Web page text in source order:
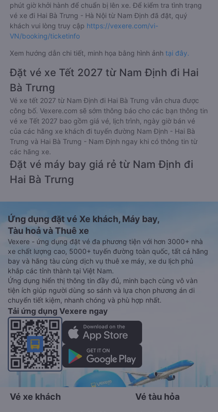
phút giờ khởi hành để chuẩn bị lên xe. Để kiểm tra tình trạng
vé xe đi Hai Bà Trưng - Hà Nội từ Nam Định đã đặt, quý
khách vui lòng truy cập https://vexere.com/vi-
VN/booking/ticketinfo
Xem hướng dẫn chi tiết, minh họa bằng hình ảnh tại đây.
Đặt vé xe Tết 2027 từ Nam Định đi Hai
Bà Trưng
Vé xe tết 2027 từ Nam Định đi Hai Bà Trưng vẫn chưa được
công bố. Vexere.com sẽ sớm thông báo cho các bạn thông tin
vé xe Tết 2027 bao gồm giá vé, lịch trình, ngày giờ bán vé
của các hãng xe khách đi tuyến đường Nam Định - Hai Bà
Trưng và Hai Bà Trưng - Nam Định ngay khi có thông tin từ
các hãng xe.
Đặt vé máy bay giá rẻ từ Nam Định đi
Hai Bà Trưng
Ứng dụng đặt vé Xe khách, Máy bay,
Tàu hoả và Thuê xe
Vexere - ứng dụng đặt vé đa phương tiện với hơn 3000+ nhà
xe chất lượng cao, 5000+ tuyến đường toàn quốc, tất cả hãng
bay và hãng tàu cùng dịch vụ thuê xe máy, xe du lịch phủ
khắp các tỉnh thành tại Việt Nam.
Ứng dụng hiển thị thông tin đầy đủ, minh bạch cùng vô vàn
tiện ích giúp người dùng so sánh và lựa chọn phương án di
chuyển tiết kiệm, nhanh chóng và phù hợp nhất.
Tải ứng dụng Vexere ngay
Vé xe khách Vé tàu hỏa